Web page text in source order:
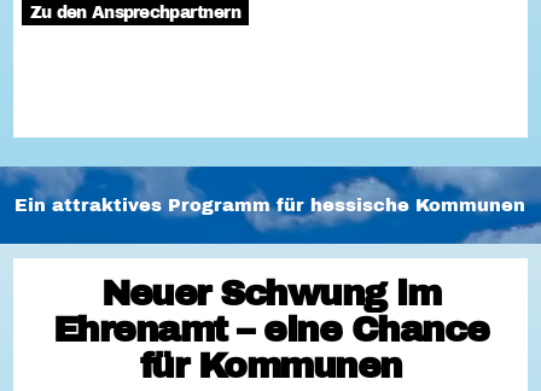
Zu den Ansprechpartnern
Ein attraktives Programm für hessische Kommunen
Neuer Schwung im
Ehrenamt – eine Chance
für Kommunen